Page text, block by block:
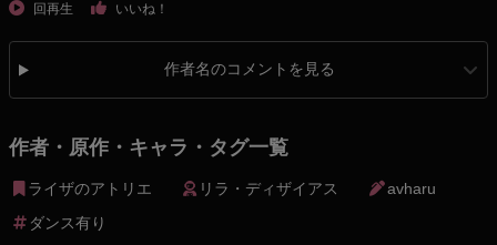
回再生 いいね！
作者名のコメントを見る
作者・原作・キャラ・タグ一覧
ライザのアトリエ リラ・ディザイアス
avharu
ダンス有り